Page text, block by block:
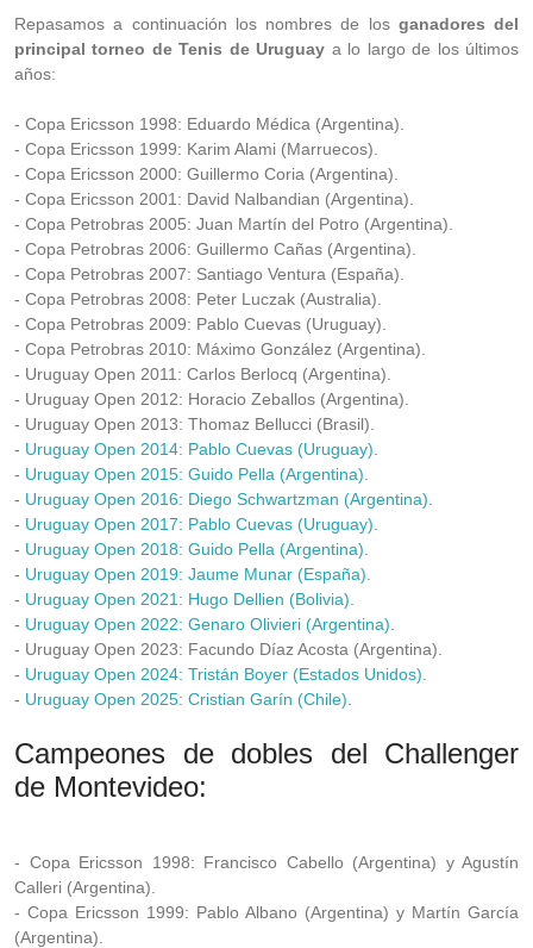
Repasamos a continuación los nombres de los ganadores del
principal torneo de Tenis de Uruguay a lo largo de los últimos
años:
- Copa Ericsson 1998: Eduardo Médica (Argentina).
- Copa Ericsson 1999: Karim Alami (Marruecos).
- Copa Ericsson 2000: Guillermo Coria (Argentina).
- Copa Ericsson 2001: David Nalbandian (Argentina).
- Copa Petrobras 2005: Juan Martín del Potro (Argentina).
- Copa Petrobras 2006: Guillermo Cañas (Argentina).
- Copa Petrobras 2007: Santiago Ventura (España).
- Copa Petrobras 2008: Peter Luczak (Australia).
- Copa Petrobras 2009: Pablo Cuevas (Uruguay).
- Copa Petrobras 2010: Máximo González (Argentina).
- Uruguay Open 2011: Carlos Berlocq (Argentina).
- Uruguay Open 2012: Horacio Zeballos (Argentina).
- Uruguay Open 2013: Thomaz Bellucci (Brasil).
- Uruguay Open 2014: Pablo Cuevas (Uruguay)
- Uruguay Open 2015: Guido Pella (Argentina)
- Uruguay Open 2016: Diego Schwartzman (Argentina)
- Uruguay Open 2017: Pablo Cuevas (Uruguay)
- Uruguay Open 2018: Guido Pella (Argentina)
- Uruguay Open 2019: Jaume Munar (España)
- Uruguay Open 2021: Hugo Dellien (Bolivia)
- Uruguay Open 2022: Genaro Olivieri (Argentina)
- Uruguay Open 2023: Facundo Díaz Acosta (Argentina).
- Uruguay Open 2024: Tristán Boyer (Estados Unidos)
- Uruguay Open 2025: Cristian Garín (Chile)
Campeones de dobles del Challenger
de Montevideo:
- Copa Ericsson 1998: Francisco Cabello (Argentina) y Agustín
Calleri (Argentina).
- Copa Ericsson 1999: Pablo Albano (Argentina) y Martín García
(Argentina).